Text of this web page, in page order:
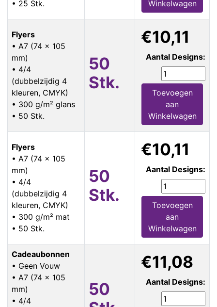
• 25 Stk.
Winkelwagen
Flyers
• A7 (74 x 105
mm)
• 4/4
(dubbelzijdig 4
kleuren, CMYK)
• 300 g/m² glans
• 50 Stk.
50
Stk.
€10,11
Aantal Designs:
Toevoegen
aan
Winkelwagen
Flyers
• A7 (74 x 105
mm)
• 4/4
(dubbelzijdig 4
kleuren, CMYK)
• 300 g/m² mat
• 50 Stk.
50
Stk.
€10,11
Aantal Designs:
Toevoegen
aan
Winkelwagen
Cadeaubonnen
• Geen Vouw
• A7 (74 x 105
mm)
• 4/4
50
€11,08
Aantal Designs: